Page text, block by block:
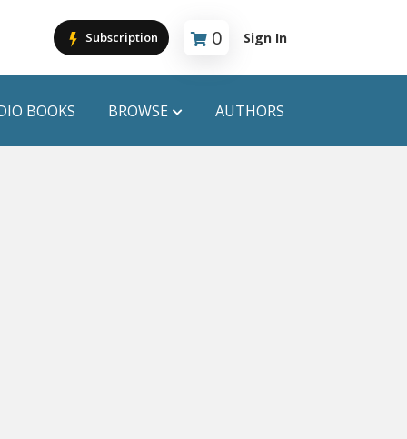
Subscription 0
Cart is empty
Sign In
BOOKS BROWSE AUTHORS